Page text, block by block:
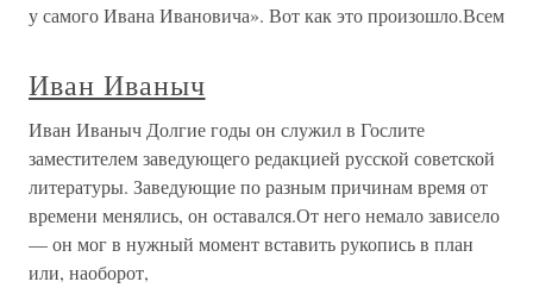
у самого Ивана Ивановича». Вот как это произошло.Всем
Иван Иваныч
Иван Иваныч Долгие годы он служил в Гослите
заместителем заведующего редакцией русской советской
литературы. Заведующие по разным причинам время от
времени менялись, он оставался.От него немало зависело
— он мог в нужный момент вставить рукопись в план
или, наоборот,